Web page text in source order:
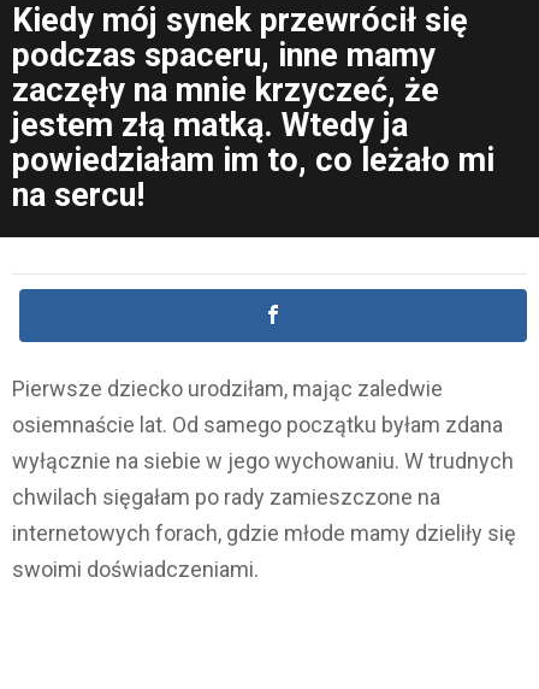
Kiedy mój synek przewrócił się
podczas spaceru, inne mamy
zaczęły na mnie krzyczeć, że
jestem złą matką. Wtedy ja
powiedziałam im to, co leżało mi
na sercu!
Pierwsze dziecko urodziłam, mając zaledwie
osiemnaście lat. Od samego początku byłam zdana
wyłącznie na siebie w jego wychowaniu. W trudnych
chwilach sięgałam po rady zamieszczone na
internetowych forach, gdzie młode mamy dzieliły się
swoimi doświadczeniami.